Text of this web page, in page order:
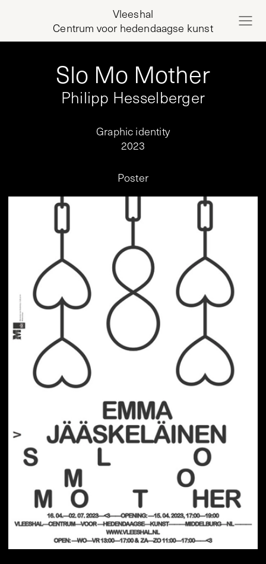
Vleeshal
Centrum voor hedendaagse kunst
Slo Mo Mother
Philipp Hesselberger
Graphic identity
2023
Poster